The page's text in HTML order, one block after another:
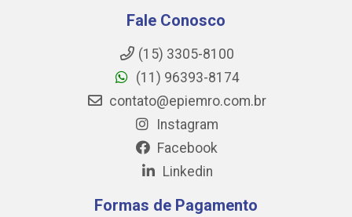
Fale Conosco
(15) 3305-8100
(11) 96393-8174
contato@epiemro.com.br
Instagram
Facebook
Linkedin
Formas de Pagamento